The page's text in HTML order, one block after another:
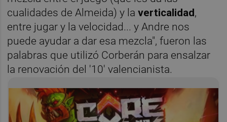
cualidades de Almeida) y laverticalidad,
entre jugar y la velocidad... y Andre nos
puede ayudar a dar esa mezcla", fueron las
palabras que utilizó Corberán para ensalzar
la renovación del '10' valencianista.